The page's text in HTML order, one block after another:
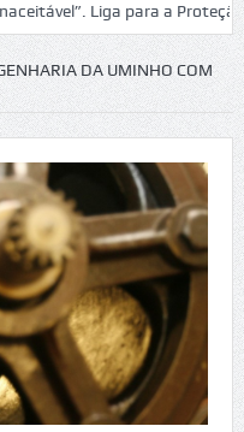
Liga para a Proteção da
Igreja do Castelo de Cerveira
DA UMINHO COM